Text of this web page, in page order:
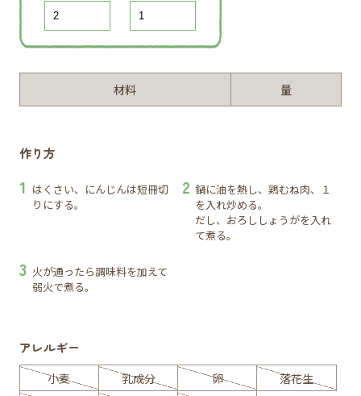
材料 量
作り方
はくさい、にんじんは短冊切
りにする。
鍋に油を熱し、鶏むね肉、１
を入れ炒める。
だし、おろししょうがを入れ
て煮る。
火が通ったら調味料を加えて
弱火で煮る。
アレルギー
小麦 乳成分 卵
落花生